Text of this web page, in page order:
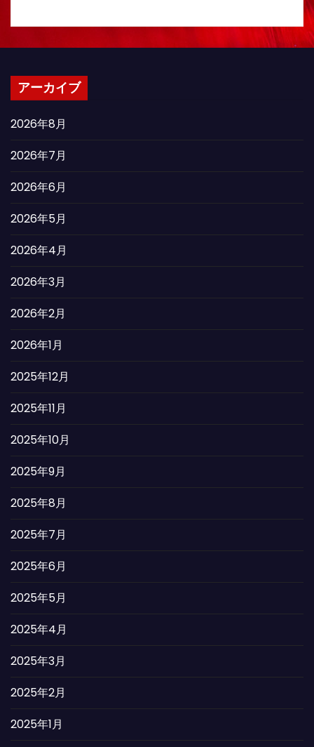
アーカイブ
2026年8月
2026年7月
2026年6月
2026年5月
2026年4月
2026年3月
2026年2月
2026年1月
2025年12月
2025年11月
2025年10月
2025年9月
2025年8月
2025年7月
2025年6月
2025年5月
2025年4月
2025年3月
2025年2月
2025年1月